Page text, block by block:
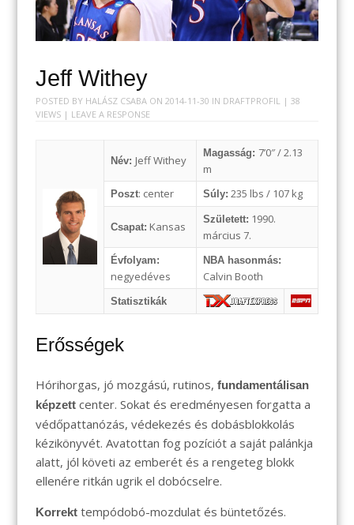
Jeff Withey
POSTED BY HALÁSZ CSABAON 2014-11-30 IN DRAFTPROFIL| 38
VIEWS | LEAVE A RESPONSE
Név: Jeff Withey
Magasság: 7’0″ / 2.13
m
Poszt: center Súly: 235 lbs / 107 kg
Csapat: Kansas
Született: 1990.
március 7.
Évfolyam:
negyedéves
NBA hasonmás:
Calvin Booth
Statisztikák
Erősségek
Hórihorgas, jó mozgású, rutinos, fundamentálisan
képzettcenter. Sokat és eredményesen forgatta a
védőpattanózás, védekezés és dobásblokkolás
kézikönyvét. Avatottan fog pozíciót a saját palánkja
alatt, jól követi az emberét és a rengeteg blokk
ellenére ritkán ugrik el dobócselre.
Korrekttempódobó-mozdulat és büntetőzés.